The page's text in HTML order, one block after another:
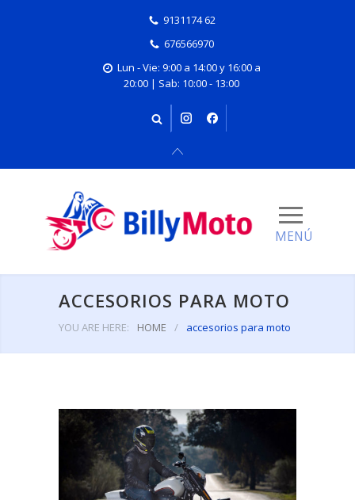
9131174 62
676566970
Lun - Vie: 9:00 a 14:00 y 16:00 a
20:00 | Sab: 10:00 - 13:00
ACCESORIOS PARA MOTO
YOU ARE HERE: HOME / accesorios para moto